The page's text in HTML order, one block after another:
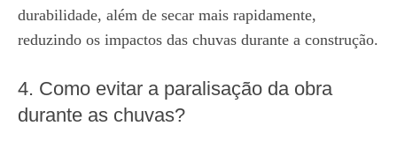
durabilidade, além de secar mais rapidamente,
reduzindo os impactos das chuvas durante a construção.
4. Como evitar a paralisação da obra
durante as chuvas?